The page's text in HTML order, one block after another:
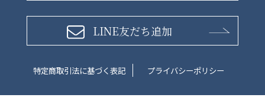
LINE友だち追加
特定商取引法に基づく表記 プライバシーポリシー